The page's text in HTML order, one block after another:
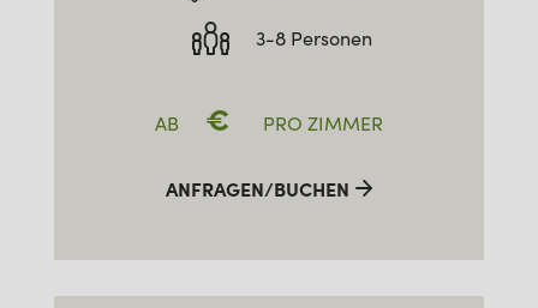
3-8 Personen
AB € PRO ZIMMER
ANFRAGEN/BUCHEN